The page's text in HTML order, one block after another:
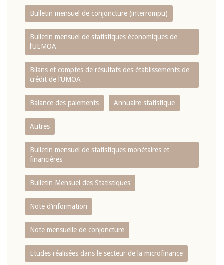
Bulletin mensuel de conjoncture (interrompu)
Bulletin mensuel de statistiques économiques de
l‘UEMOA
Bilans et comptes de résultats des établissements de
crédit de l‘UMOA
Balance des paiements Annuaire statistique
Autres
Bulletin mensuel de statistiques monétaires et
financières
Bulletin Mensuel des Statistiques
Note d’information
Note mensuelle de conjoncture
Etudes réalisées dans le secteur de la microfinance